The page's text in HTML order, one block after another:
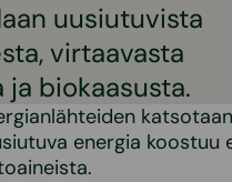
uusiutuvista
virtaavasta
ja biokaasusta.
energia